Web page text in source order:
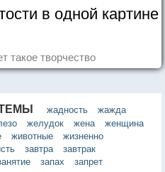
в одной картине
такое творчество
жадность
жажда
желудок жена
женщина
животные
жизненно
завтра
завтрак
запах
запрет